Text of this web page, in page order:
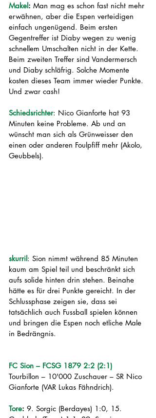
Makel: Man mag es schon fast nicht mehr
erwähnen, aber die Espen verteidigen
einfach ungenügend. Beim ersten
Gegentreffer ist Diaby wegen zu wenig
schnellem Umschalten nicht in der Kette.
Beim zweiten Treffer sind Vandermersch
und Diaby schläfrig. Solche Momente
kosten dieses Team immer wieder Punkte.
Und zwar cash!
Schiedsrichter: Nico Gianforte hat 93
Minuten keine Probleme. Ab und an
wünscht man sich als Grünweisser den
einen oder anderen Foulpfiff mehr (Akolo,
Geubbels).
skurril: Sion nimmt während 85 Minuten
kaum am Spiel teil und beschränkt sich
aufs solide hinten drin stehen. Beinahe
hätte es für drei Punkte gereicht. In der
Schlussphase zeigen sie, dass sei
tatsächlich auch Fussball spielen können
und bringen die Espen noch etliche Male
in Bedrängnis.
FC Sion – FCSG 1879 2:2 (2:1)
Tourbillon – 10'000 Zuschauer – SR Nico
Gianforte (VAR Lukas Fähndrich).
Tore: 9. Sorgic (Berdayes) 1:0, 15.